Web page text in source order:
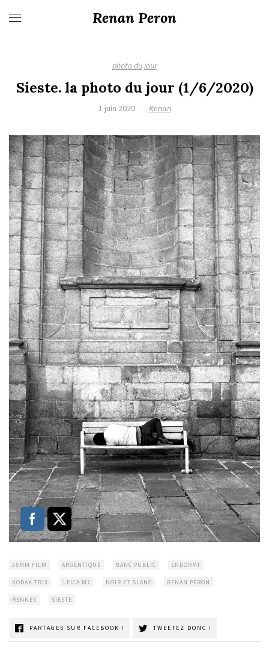
Renan Peron
photo du jour
Sieste. la photo du jour (1/6/2020)
1 juin 2020 · Renan
35MM FILM ARGENTIQUE BANC PUBLIC ENDORMI
KODAK TRIX LEICA M7 NOIR ET BLANC RENAN PÉRON
RENNES SIESTE
PARTAGES SUR FACEBOOK ! TWEETEZ DONC !